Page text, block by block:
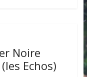
Noire
Echos)